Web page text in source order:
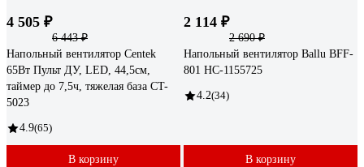
4 505 ₽
6 443 ₽
Напольный вентилятор Centek
65Вт Пульт ДУ, LED, 44,5см,
таймер до 7,5ч, тяжелая база CT-
5023
4.9(65)
В корзину
2 114 ₽
2 690 ₽
Напольный вентилятор Ballu BFF-
801 НС-1155725
4.2(34)
В корзину